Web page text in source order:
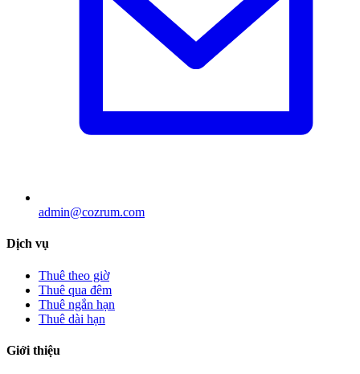
admin@cozrum.com
Dịch vụ
Thuê theo giờ
Thuê qua đêm
Thuê ngắn hạn
Thuê dài hạn
Giới thiệu